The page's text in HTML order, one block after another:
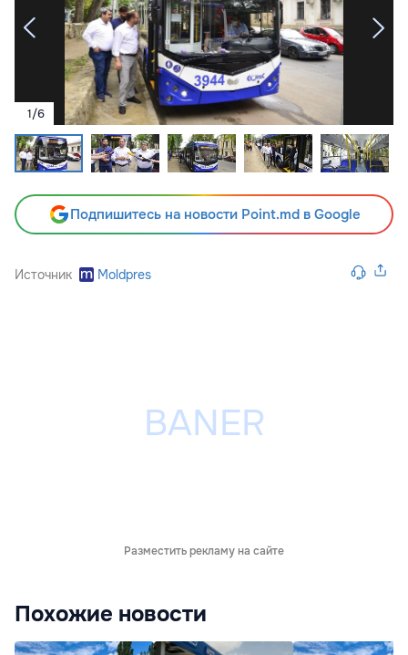
1/6
Подпишитесь на новости Point.md в Google
Источник Moldpres
Разместить рекламу на сайте
Похожие новости